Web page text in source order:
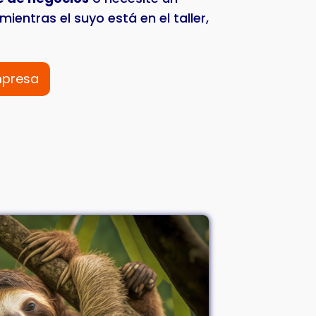
el suyo está en el taller,